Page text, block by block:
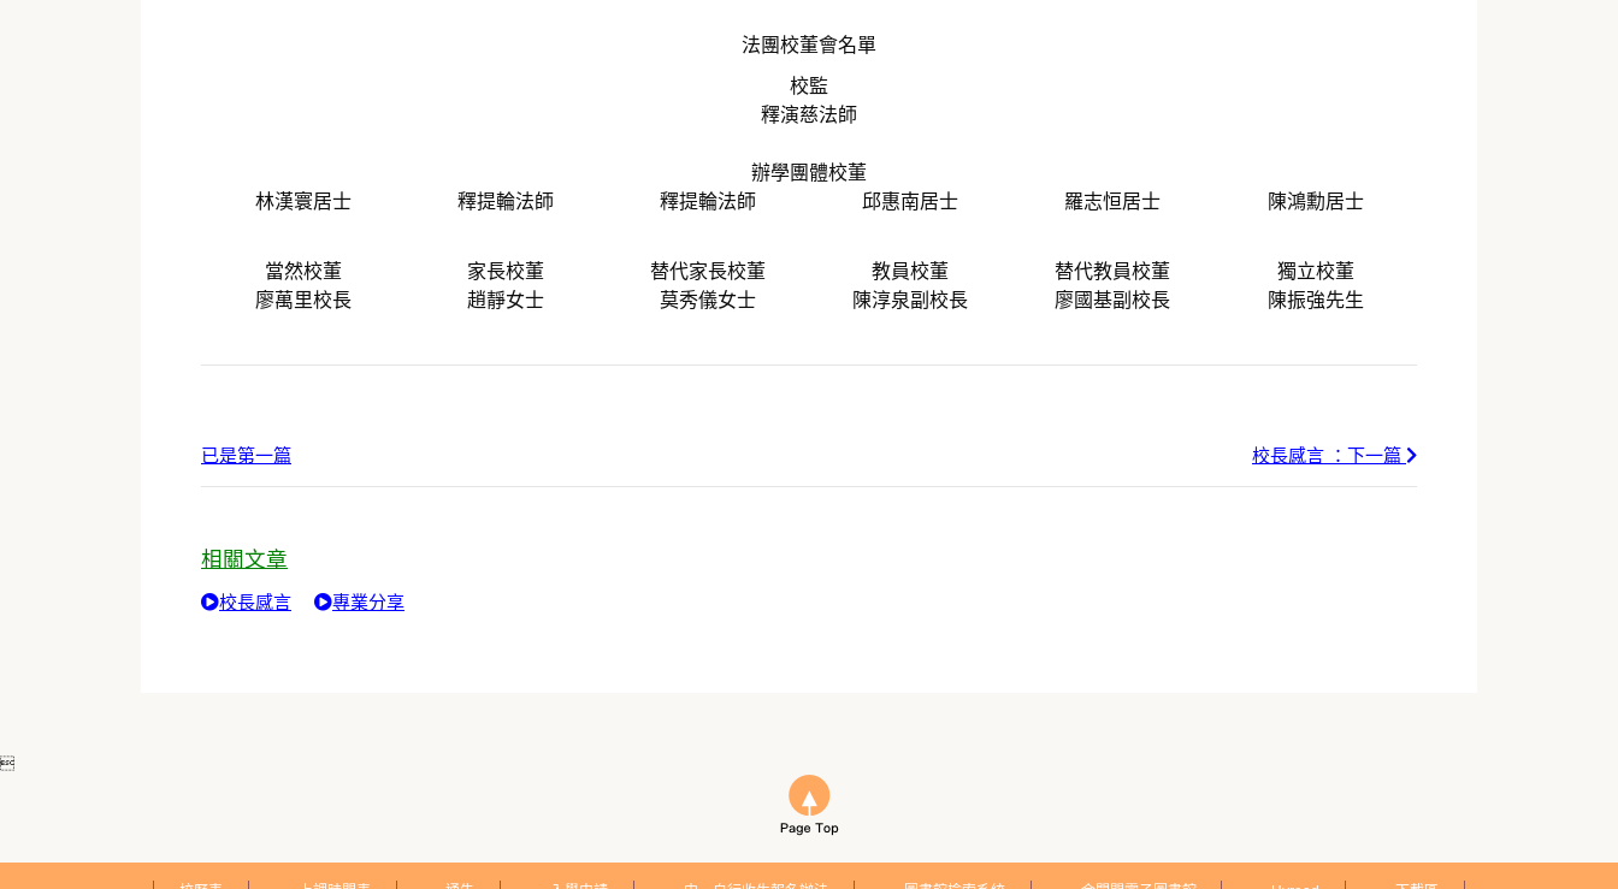
法團校董會名單
校監
釋演慈法師
辦學團體校董
林漢寰居士
釋提輪法師 釋提輪法師 邱惠南居士 羅志恒居士 陳鴻勳居士
當然校董 家長校董 替代家長校董 教員校董 替代教員校董
獨立校董
廖萬里校長
趙靜女士 莫秀儀女士 陳淳泉副校長 廖國基副校長 陳振強先生
已是第一篇 校長感言 ：下一篇
相關文章
校長感言 專業分享
